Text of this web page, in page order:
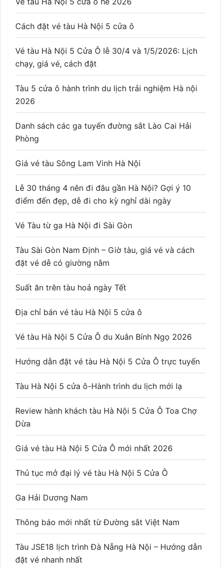
Cách đặt vé tàu Hà Nội 5 cửa ô
Vé tàu Hà Nội 5 Cửa Ô lễ 30/4 và 1/5/2026: Lịch
chạy, giá vé, cách đặt
Tàu 5 cửa ô hành trình du lịch trải nghiệm Hà nội
2026
Danh sách các ga tuyến đường sắt Lào Cai Hải
Phòng
Giá vé tàu Sông Lam Vinh Hà Nội
Lễ 30 tháng 4 nên đi đâu gần Hà Nội? Gợi ý 10
điểm đến đẹp, dễ đi cho kỳ nghỉ dài ngày
Vé Tàu từ ga Hà Nội đi Sài Gòn
Tàu Sài Gòn Nam Định – Giờ tàu, giá vé và cách
đặt vé dễ có giường nằm
Suất ăn trên tàu hoả ngày Tết
Địa chỉ bán vé tàu Hà Nội 5 cửa ô
Vé tàu Hà Nội 5 Cửa Ô du Xuân Bính Ngọ 2026
Hướng dẫn đặt vé tàu Hà Nội 5 Cửa Ô trực tuyến
Tàu Hà Nội 5 cửa ô-Hành trình du lịch mới lạ
Review hành khách tàu Hà Nội 5 Cửa Ô Toa Chợ
Dừa
Giá vé tàu Hà Nội 5 Cửa Ô mới nhất 2026
Thủ tục mở đại lý vé tàu Hà Nội 5 Cửa Ô
Ga Hải Dương Nam
Thông báo mới nhất từ Đường sắt Việt Nam
Tàu JSE18 lịch trình Đà Nẵng Hà Nội – Hướng dẫn
đặt vé nhanh nhất